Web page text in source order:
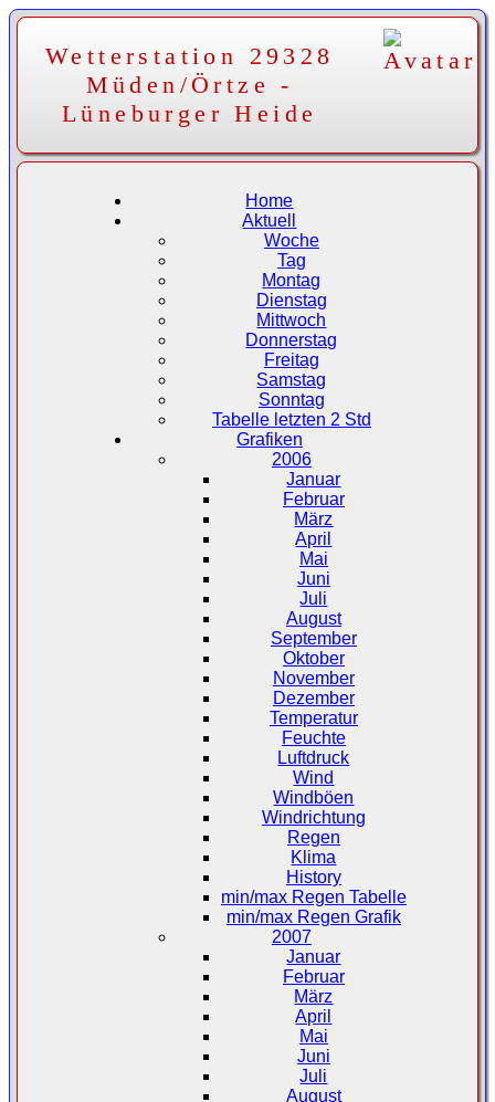
Wetterstation 29328
Müden/Örtze -
Lüneburger Heide
Home
Aktuell
Woche
Tag
Montag
Dienstag
Mittwoch
Donnerstag
Freitag
Samstag
Sonntag
Tabelle letzten 2 Std
Grafiken
2006
Januar
Februar
März
April
Mai
Juni
Juli
August
September
Oktober
November
Dezember
Temperatur
Feuchte
Luftdruck
Wind
Windböen
Windrichtung
Regen
Klima
History
min/max Regen Tabelle
min/max Regen Grafik
2007
Januar
Februar
März
April
Mai
Juni
Juli
August